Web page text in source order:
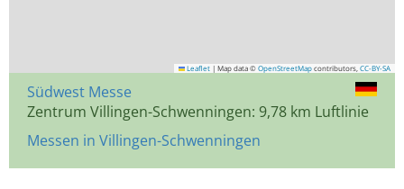
Leaflet | Map data © OpenStreetMap contributors, CC-BY-SA
Südwest Messe
Zentrum Villingen-Schwenningen: 9,78 km Luftlinie
Messen in Villingen-Schwenningen